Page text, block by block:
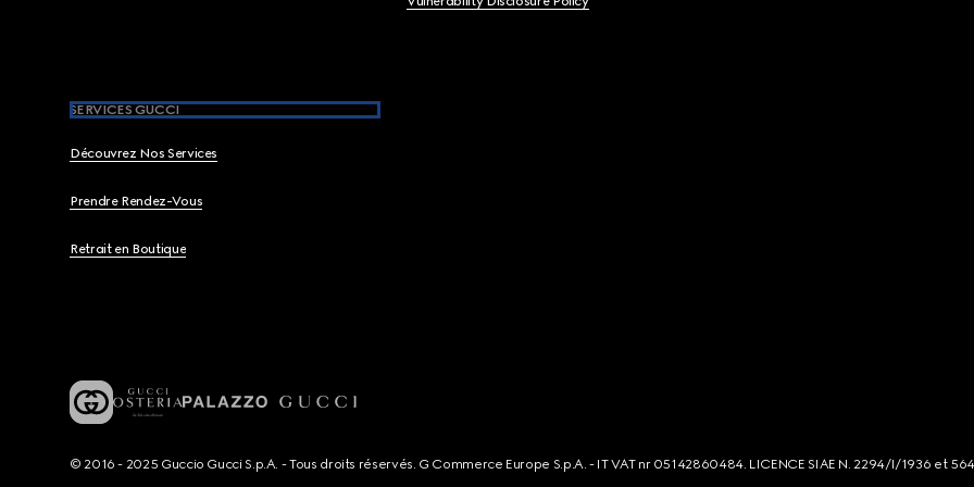
SERVICES GUCCI
Découvrez Nos Services
Prendre Rendez-Vous
Retrait en Boutique
© 2016 - 2025 Guccio Gucci S.p.A. - Tous droits réservés. G Commerce Europe S.p.A. - IT VAT nr 05142860484. LICENCE SIAE N. 2294/I/1936 et